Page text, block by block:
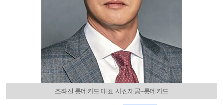
조좌진 롯데카드 대표. 사진제공=롯데카드